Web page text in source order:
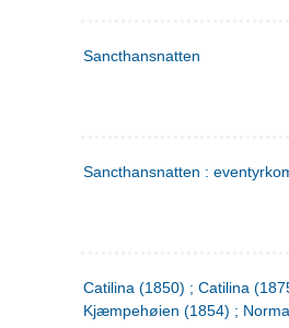
Sancthansnatten
Sancthansnatten :
Catilina (1850) ; Catilina
Kjæmpehøien (1854) ; Norma